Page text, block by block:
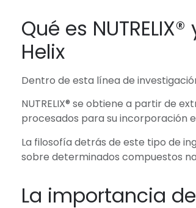
Qué es
Helix
Dentro de esta línea de
NUTRELIX® se obtiene a partir de
procesados para su incorporación
La filosofía detrás de este tipo de
sobre determinados compuestos
La importancia